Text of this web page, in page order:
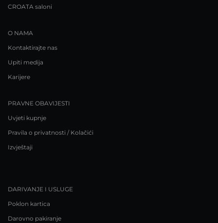
CROATA saloni
O NAMA
Kontaktirajte nas
Upiti medija
Karijere
PRAVNE OBAVIJESTI
Uvjeti kupnje
Pravila o privatnosti / Kolačići
Izvještaji
DARIVANJE I USLUGE
Poklon kartica
Darovno pakiranje